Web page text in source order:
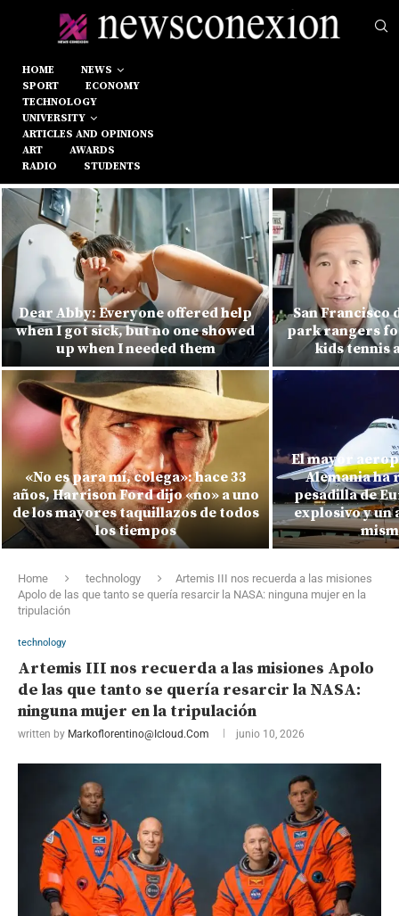
HOME
NEWS
SPORT
ECONOMY
TECHNOLOGY
UNIVERSITY
ARTICLES AND OPINIONS
ART
AWARDS
RADIO
STUDENTS
Dear Abby: Everyone offered help
when I got sick, but no one showed
up when I needed them
«No es para mí, colega»: hace 33
años, Harrison Ford dijo «no» a uno
de los mayores taquillazos de todos
los tiempos
San Francisco
park rangers
kids tennis
El mayor
Alemania ha
pesadilla de
explosivo y un
Home technology
Artemis III nos recuerda a las misiones
Apolo de las que tanto se quería resarcir la NASA: ninguna mujer en la
tripulación
technology
Artemis III nos recuerda a las misiones Apolo
de las que tanto se quería resarcir la NASA:
ninguna mujer en la tripulación
written by Markoflorentino@icloud.com junio 10, 2026